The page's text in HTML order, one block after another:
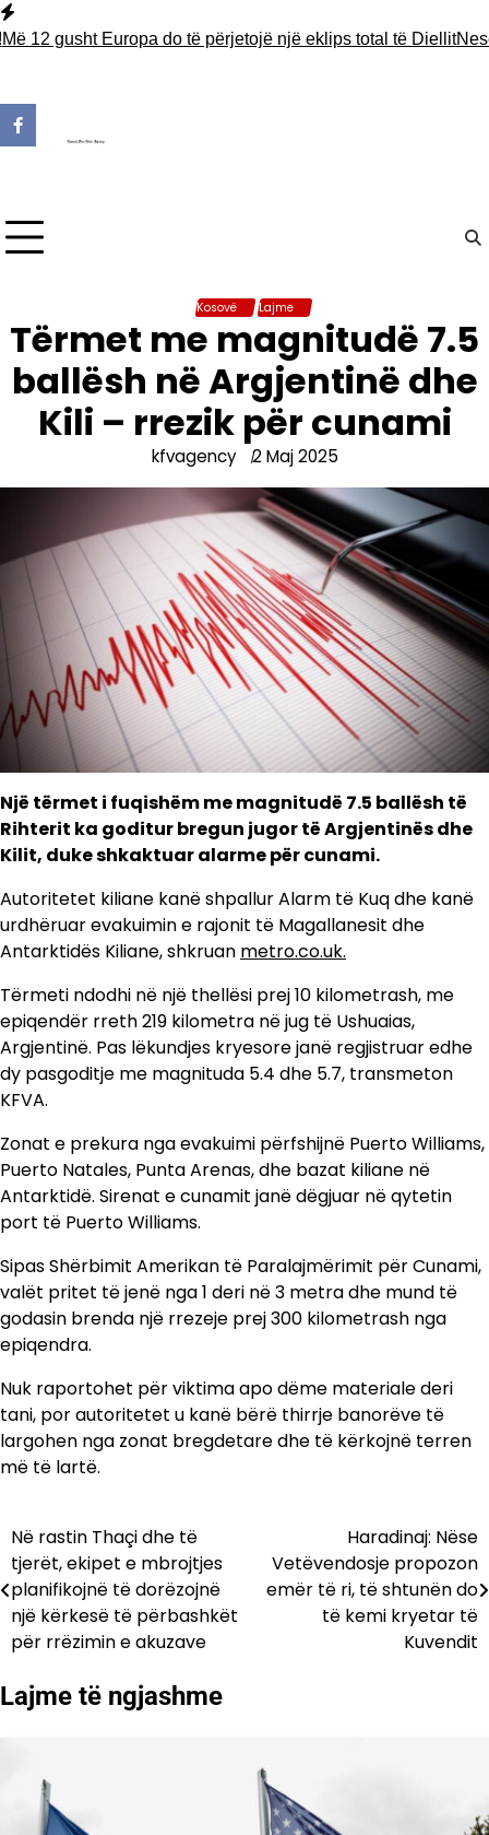
Skip
togusht Europa do të përjetojë një eklips total të Diellit Nesër
Kosovë Lajme
Tërmet me magnitudë 7.5
ballësh në Argjentinë dhe
Kili – rrezik për cunami
kfvagency 2 Maj 2025
Një tërmet i fuqishëm me magnitudë 7.5 ballësh të
Rihterit ka goditur bregun jugor të Argjentinës dhe
Kilit, duke shkaktuar alarme për cunami.
Autoritetet kiliane kanë shpallur Alarm të Kuq dhe kanë
urdhëruar evakuimin e rajonit të Magallanesit dhe
Antarktidës Kiliane, shkruan metro.co.uk.
Tërmeti ndodhi në një thellësi prej 10 kilometrash, me
epiqendër rreth 219 kilometra në jug të Ushuaias,
Argjentinë. Pas lëkundjes kryesore janë regjistruar edhe
dy pasgoditje me magnituda 5.4 dhe 5.7, transmeton
KFVA.
Zonat e prekura nga evakuimi përfshijnë Puerto Williams,
Puerto Natales, Punta Arenas, dhe bazat kiliane në
Antarktidë. Sirenat e cunamit janë dëgjuar në qytetin
port të Puerto Williams.
Sipas Shërbimit Amerikan të Paralajmërimit për Cunami,
valët pritet të jenë nga 1 deri në 3 metra dhe mund të
godasin brenda një rrezeje prej 300 kilometrash nga
epiqendra.
Nuk raportohet për viktima apo dëme materiale deri
tani, por autoritetet u kanë bërë thirrje banorëve të
largohen nga zonat bregdetare dhe të kërkojnë terren
më të lartë.
Lëvizje
te
postimet
Në rastin Thaçi dhe të
tjerët, ekipet e mbrojtjes
planifikojnë të dorëzojnë
një kërkesë të përbashkët
për rrëzimin e akuzave
Haradinaj: Nëse
Vetëvendosje propozon
emër të ri, të shtunën do
të kemi kryetar të
Kuvendit
Lajme të ngjashme